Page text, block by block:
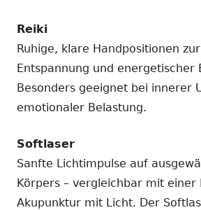
Reiki
Ruhige, klare Handpositionen
Entspannung und energetischer
Besonders geeignet bei innerer
emotionaler Belastung.
Softlaser
Sanfte Lichtimpulse auf
Körpers – vergleichbar mit einer
Akupunktur mit Licht. Der